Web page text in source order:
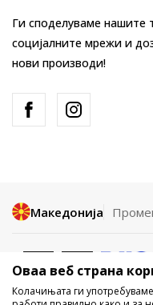
Ги споделуваме нашите
социјалните мрежи и
нови производи!
Македонија
Оваа веб страна
Колачињата ги